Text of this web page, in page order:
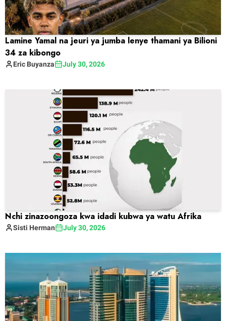
Lamine Yamal na jeuri ya jumba lenye thamani ya Bilioni
34 za kibongo
Eric Buyanza July 30, 2026
Nchi zinazoongoza kwa idadi kubwa ya watu Afrika
Sisti Herman July 30, 2026